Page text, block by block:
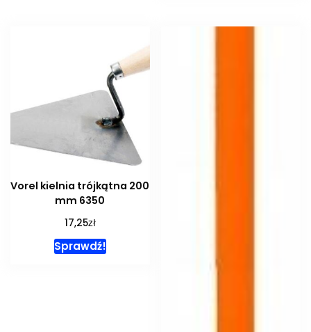
Vorel kielnia trójkątna 200
mm 6350
17,25zł
Sprawdź!